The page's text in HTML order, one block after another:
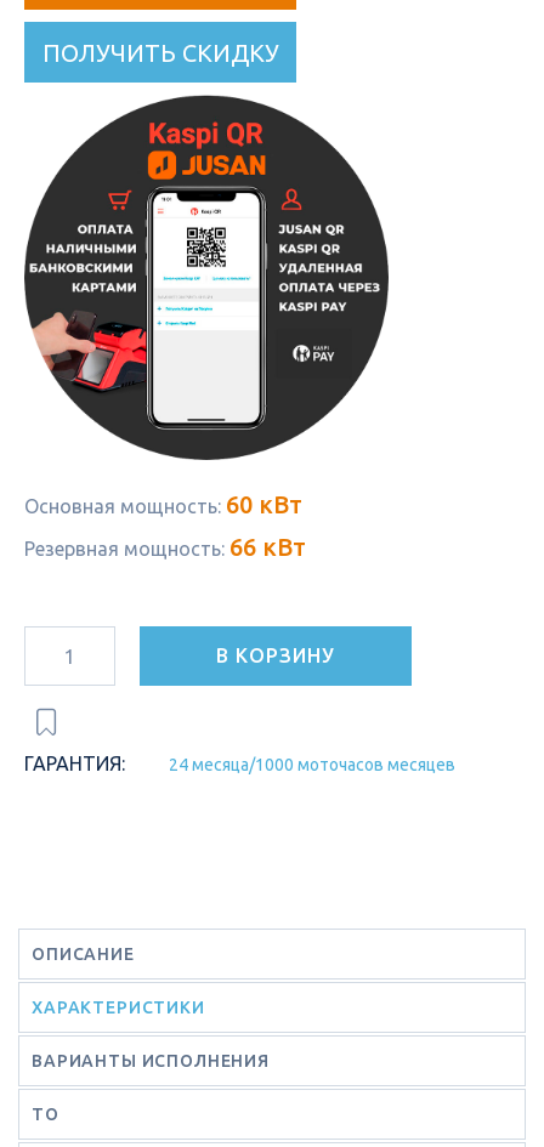
ПОЛУЧИТЬ СКИДКУ
Основная мощность: 60 кВт
Резервная мощность: 66 кВт
В КОРЗИНУ
ГАРАНТИЯ: 24 месяца/1000 моточасов месяцев
ОПИСАНИЕ
ХАРАКТЕРИСТИКИ
ВАРИАНТЫ ИСПОЛНЕНИЯ
ТО